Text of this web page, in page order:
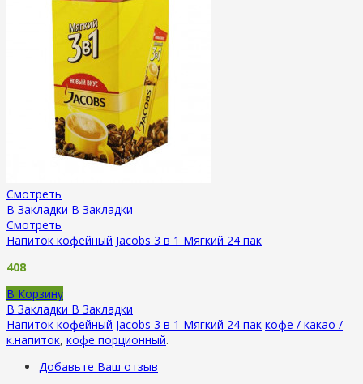
Смотреть
В Закладки В Закладки
Смотреть
Напиток кофейный Jacobs 3 в 1 Мягкий 24 пак
408
В Корзину
В Закладки В Закладки
Напиток кофейный Jacobs 3 в 1 Мягкий 24 пак кофе / какао /
к.напиток, кофе порционный.
Добавьте Ваш отзыв